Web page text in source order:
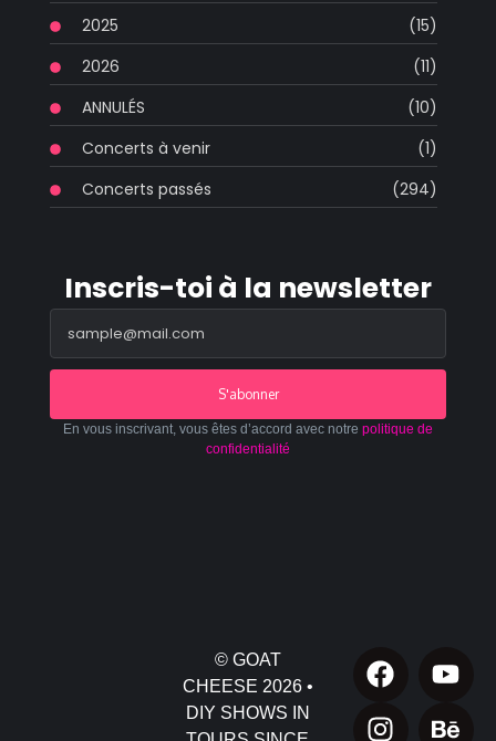
2025
(15)
2026
(11)
ANNULÉS
(10)
Concerts à venir
(1)
Concerts passés
(294)
Inscris-toi à la newsletter
S'abonner
En vous inscrivant, vous êtes d’accord avec notre politique de
confidentialité
© GOAT
CHEESE 2026 •
DIY SHOWS IN